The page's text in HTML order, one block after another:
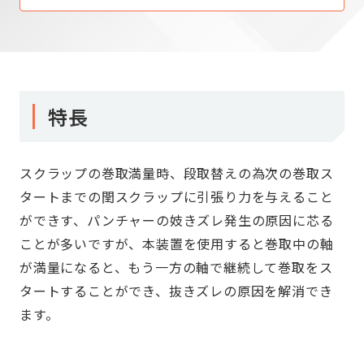
特長
スクラップの巻取満量時、段取替えの為次の巻取ス
タートまでの閏スクラップに引張り力を与えること
ができす、パンチャーの妓きズレ発生の原因に芯る
ことが多いですが、本装置を使用すると巻取中の軸
が満量になると、もう一方の軸で継続して巻取をス
タートすることができ、抜きズレの原因を解消でき
ます。